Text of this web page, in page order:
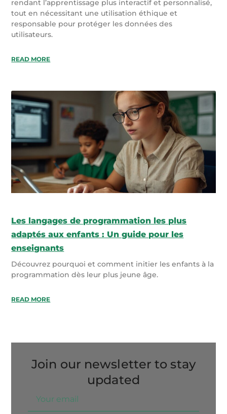
rendant l’apprentissage plus interactif et personnalisé,
tout en nécessitant une utilisation éthique et
responsable pour protéger les données des
utilisateurs.
READ MORE
Les langages de programmation les plus
adaptés aux enfants : Un guide pour les
enseignants
Découvrez pourquoi et comment initier les enfants à la
programmation dès leur plus jeune âge.
READ MORE
Join our newsletter to stay
updated